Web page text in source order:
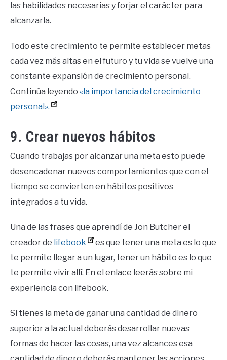
las habilidades necesarias y forjar el carácter para
alcanzarla.
Todo este crecimiento te permite establecer metas
cada vez más altas en el futuro y tu vida se vuelve una
constante expansión de crecimiento personal.
Continúa leyendo «la importancia del crecimiento
personal».
9. Crear nuevos hábitos
Cuando trabajas por alcanzar una meta esto puede
desencadenar nuevos comportamientos que con el
tiempo se convierten en hábitos positivos
integrados a tu vida.
Una de las frases que aprendí de Jon Butcher el
creador de lifebook
es que tener una meta es lo que
te permite llegar a un lugar, tener un hábito es lo que
te permite vivir allí. En el enlace leerás sobre mi
experiencia con lifebook.
Si tienes la meta de ganar una cantidad de dinero
superior a la actual deberás desarrollar nuevas
formas de hacer las cosas, una vez alcances esa